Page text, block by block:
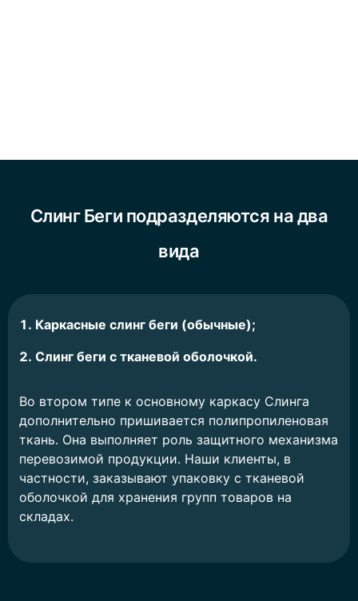
Слинг Беги подразделяются на два
вида
Каркасные слинг беги (обычные);
Слинг беги с тканевой оболочкой.
Во втором типе к основному каркасу Слинга
дополнительно пришивается полипропиленовая
ткань. Она выполняет роль защитного механизма
перевозимой продукции. Наши клиенты, в
частности, заказывают упаковку с тканевой
оболочкой для хранения групп товаров на
складах.